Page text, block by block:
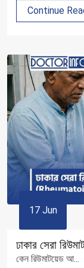
Continue
17 Jun
ঢাকার সেরা
কেন রিউমাটয়েড আ...